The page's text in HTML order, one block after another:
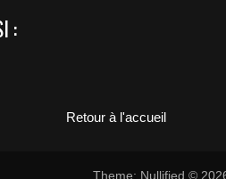
:
Retour à l'accueil
Theme: Nullified ©